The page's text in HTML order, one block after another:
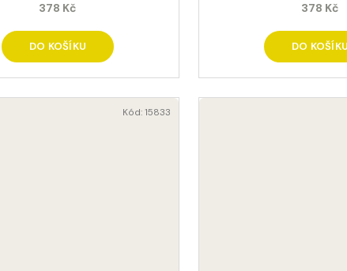
378 Kč
DO KOŠÍKU
378 Kč
DO KOŠÍKU
Kód:15833